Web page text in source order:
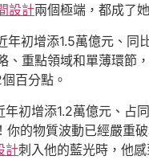
設計兩個極端，都成了
初增添1.5萬億元、同
、重點領域和單薄環節
百分點。
初增添1.2萬億元、占
你的物質波動已經嚴重
計刺入他的藍光時，他